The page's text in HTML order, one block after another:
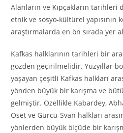
Alanların ve Kıpçakların tarihleri
etnik ve sosyo-kültürel yapısının
araştırmalarda en ön sırada yer
Kafkas halklarının tarihleri bir
gözden geçirilmelidir. Yüzyıllar
yaşayan çeşitli Kafkas halkları
yönden büyük bir karışma ve
gelmiştir. Özellikle Kabardey,
Oset ve Gürcü-Svan halkları
yönlerden büyük ölçüde bir